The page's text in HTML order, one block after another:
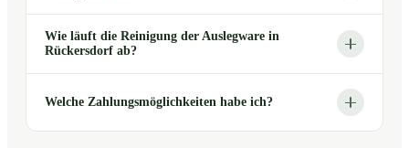
Wie läuft die Reinigung der Auslegware in
Rückersdorf ab?
Welche Zahlungsmöglichkeiten habe ich?